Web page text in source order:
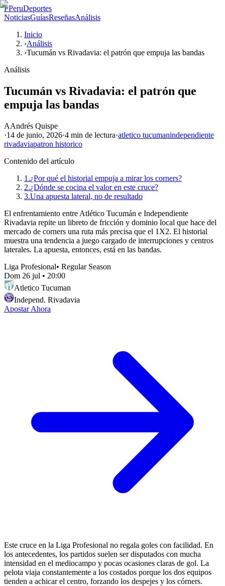
PPeruDeportes
NoticiasGuíasReseñasAnálisis
Inicio
›Análisis
›Tucumán vs Rivadavia: el patrón que empuja las bandas
Análisis
Tucumán vs Rivadavia: el patrón que
empuja las bandas
AAndrés Quispe
·14 de junio, 2026·4 min de lectura·atletico tucumanindependiente
rivadaviapatron historico
Contenido del artículo
1.¿Por qué el historial empuja a mirar los corners?
2.¿Dónde se cocina el valor en este cruce?
3.Una apuesta lateral, no de resultado
El enfrentamiento entre Atlético Tucumán e Independiente
Rivadavia repite un libreto de fricción y dominio local que hace del
mercado de corners una ruta más precisa que el 1X2. El historial
muestra una tendencia a juego cargado de interrupciones y centros
laterales. La apuesta, entonces, está en las bandas.
Liga Profesional• Regular Season
Dom 26 jul • 20:00
Atletico Tucuman
Independ. Rivadavia
Apostar Ahora
Este cruce en la Liga Profesional no regala goles con facilidad. En
los antecedentes, los partidos suelen ser disputados con mucha
intensidad en el mediocampo y pocas ocasiones claras de gol. La
pelota viaja constantemente a los costados porque los dos equipos
tienden a achicar el centro, forzando los despejes y los córners.